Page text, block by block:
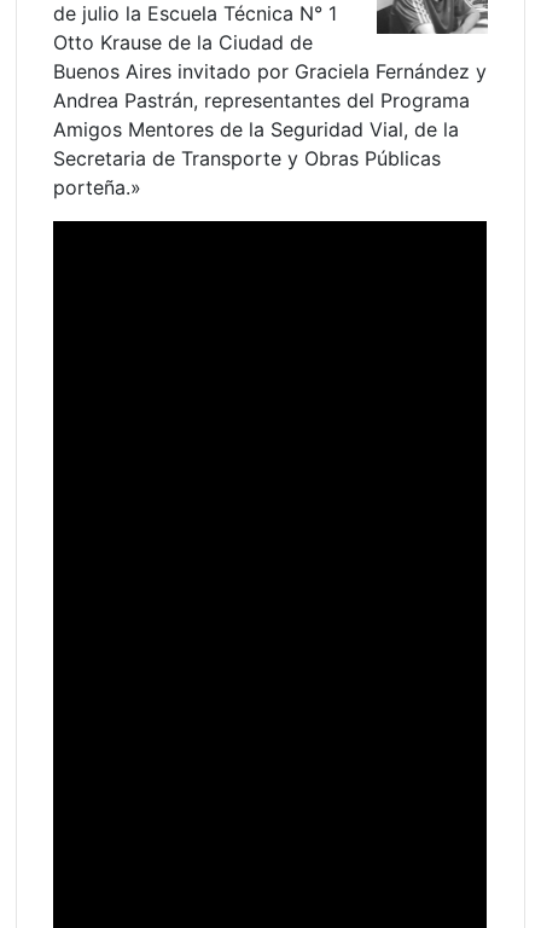
de julio la Escuela Técnica N° 1
Otto Krause de la Ciudad de
Buenos Aires invitado por Graciela Fernández y
Andrea Pastrán, representantes del Programa
Amigos Mentores de la Seguridad Vial, de la
Secretaria de Transporte y Obras Públicas
porteña.»